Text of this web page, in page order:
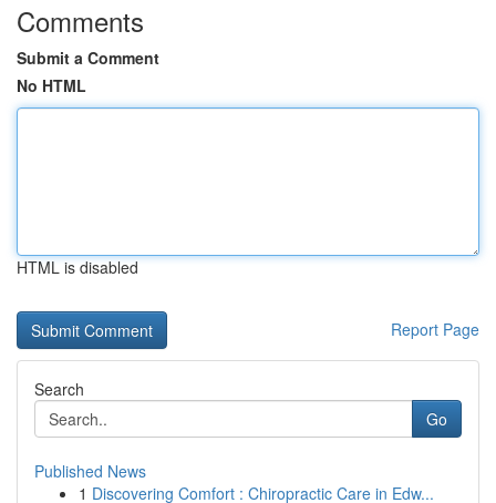
Comments
Submit a Comment
No HTML
HTML is disabled
Report Page
Search
Go
Published News
1 Discovering Comfort : Chiropractic Care in Edw...